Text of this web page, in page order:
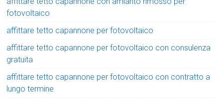
fotovoltaico
affittare tetto capannone per fotovoltaico
affittare tetto capannone per fotovoltaico con consulenza
gratuita
affittare tetto capannone per fotovoltaico con contratto a
lungo termine